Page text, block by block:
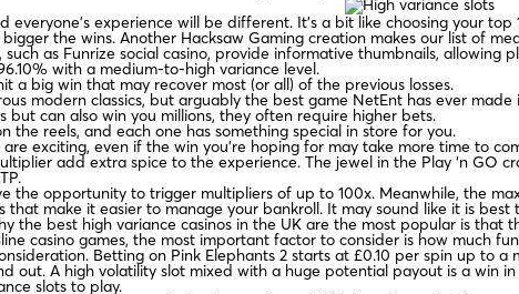
everyone’s experience will be different. It’s a bit like choosing your
the wins. Another Hacksaw Gaming creation makes our list of
such as Funrize social casino, provide informative thumbnails,
with a medium-to-high variance level.
a big win that may recover most (or all) of the previous losses.
modern classics, but arguably the best game NetEnt has ever made
but can also win you millions, they often require higher bets.
the reels, and each one has something special in store for you.
exciting, even if the win you’re hoping for may take more time to
add extra spice to the experience. The jewel in the Play ‘n GO
the opportunity to trigger multipliers of up to 100x. Meanwhile, the
that make it easier to manage your bankroll. It may sound like it is
the best high variance casinos in the UK are the most popular is
casino games, the most important factor to consider is how much
Betting on Pink Elephants 2 starts at £0.10 per spin up to
out. A high volatility slot mixed with a huge potential payout is a win
slots to play.